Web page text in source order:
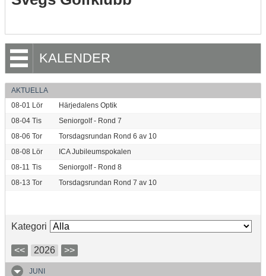
KALENDER
AKTUELLA
08-01 Lör
Härjedalens Optik
08-04 Tis
Seniorgolf - Rond 7
08-06 Tor
Torsdagsrundan Rond 6 av 10
08-08 Lör
ICA Jubileumspokalen
08-11 Tis
Seniorgolf - Rond 8
08-13 Tor Torsdagsrundan Rond 7 av 10
Kategori
<< 2026 >>
JUNI